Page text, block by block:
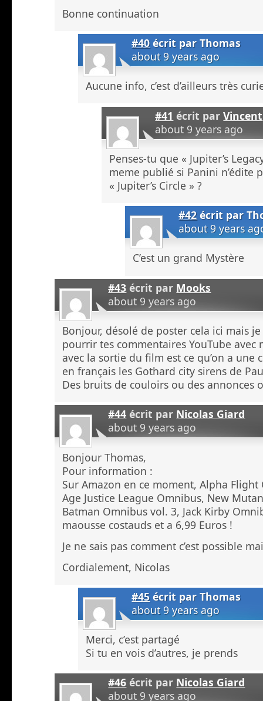
Bonne continuation
#40écrit parThomas
about 9 years ago
Aucune info, c’est d’ailleurs très
#41 écrit parVincent
about 9 years ago
Penses-tu que « Jupiter’s
meme publié si Panini n’édite
« Jupiter’s Circle » ?
#42écrit par
about 9 years
C’est un grand Mystère
#43 écrit par Mooks
about 9 years ago
Bonjour, désolé de poster cela ici mais
pourrir tes commentaires YouTube avec
avec la sortie du film est ce qu’on a une
en français les Gothard city sirens de
Des bruits de couloirs ou des annonces
#44 écrit par Nicolas Giard
about 9 years ago
Bonjour Thomas,
Pour information :
Sur Amazon en ce moment, Alpha
Age Justice League Omnibus, New
Batman Omnibus vol. 3, Jack Kirby
maousse costauds et a 6,99 Euros !
Je ne sais pas comment c’est possible
Cordialement, Nicolas
#45 écrit parThomas
about 9 years ago
Merci, c’est partagé
Si tu en vois d’autres, je prends
#46 écrit par Nicolas Giard
about 9 years ago